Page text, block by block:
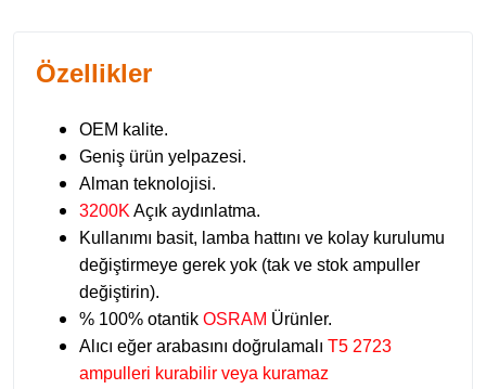
Özellikler
OEM kalite.
Geniş ürün yelpazesi.
Alman teknolojisi.
3200K Açık aydınlatma.
Kullanımı basit, lamba hattını ve kolay kurulumu
değiştirmeye gerek yok (tak ve stok ampuller
değiştirin).
% 100% otantik OSRAM Ürünler.
Alıcı eğer arabasını doğrulamalı T5 2723
ampulleri kurabilir veya kuramaz